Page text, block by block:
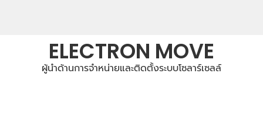
ELECTRON MOVE
ผู้นำด้านการจำหน่ายและติดตั้งระบบโซลาร์เซลล์